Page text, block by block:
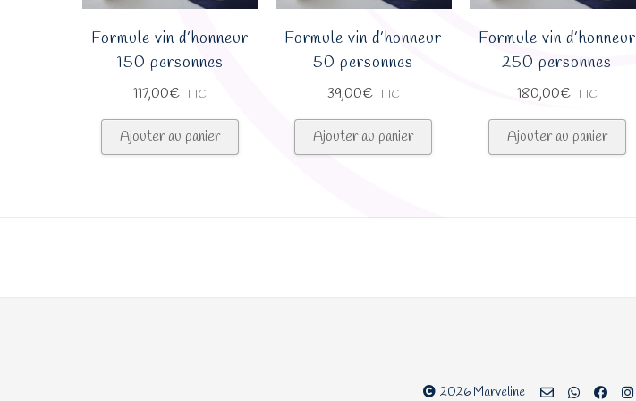
Formule vin d’honneur
150 personnes
117,00€ TTC
Ajouter au panier
Formule vin d’honneur
50 personnes
39,00€ TTC
Ajouter au panier
Formule vin d’honneur
250 personnes
180,00€ TTC
Ajouter au panier
2026 Marveline